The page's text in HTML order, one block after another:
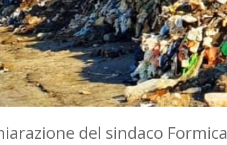
del sindaco Formica